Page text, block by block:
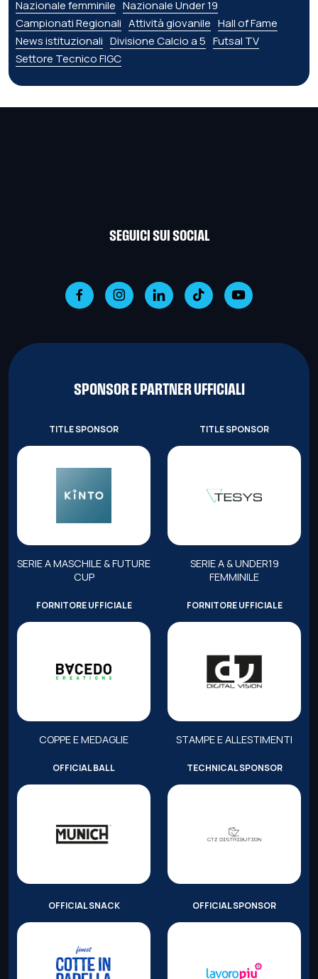
Nazionale femminile Nazionale Under 19
Campionati Regionali Attività giovanile Hall of Fame
News istituzionali Divisione Calcio a 5 Futsal TV
Settore Tecnico FIGC
SEGUICI SUI SOCIAL
SPONSOR E PARTNER UFFICIALI
TITLE SPONSOR
SERIE A MASCHILE & FUTURE
CUP
TITLE SPONSOR
SERIE A & UNDER19
FEMMINILE
FORNITORE UFFICIALE
COPPE E MEDAGLIE
FORNITORE UFFICIALE
STAMPE E ALLESTIMENTI
OFFICIAL BALL TECHNICAL SPONSOR
OFFICIAL SNACK OFFICIAL SPONSOR